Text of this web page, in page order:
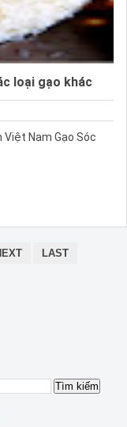
loại gạo khác
Nam Gạo Sóc
LAST